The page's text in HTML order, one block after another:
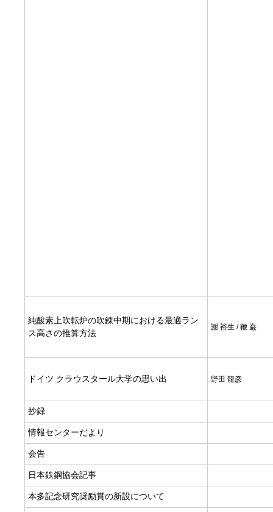
純酸素上吹転炉の吹錬中期における最適ラン
ス高さの推算方法
謝 裕生 / 鞭 巌
ドイツ クラウスタール大学の思い出 野田 龍彦
抄録
情報センターだより
会告
日本鉄鋼協会記事
本多記念研究奨励賞の新設について